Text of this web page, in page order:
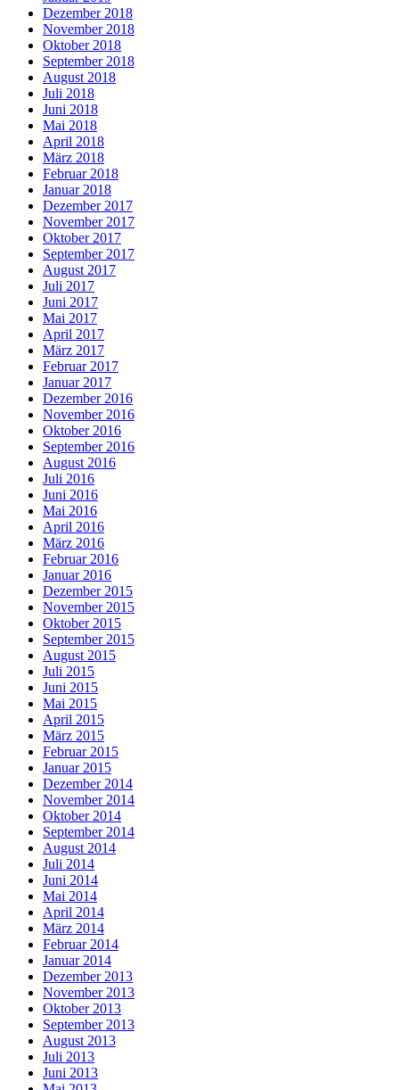
Dezember 2018
November 2018
Oktober 2018
September 2018
August 2018
Juli 2018
Juni 2018
Mai 2018
April 2018
März 2018
Februar 2018
Januar 2018
Dezember 2017
November 2017
Oktober 2017
September 2017
August 2017
Juli 2017
Juni 2017
Mai 2017
April 2017
März 2017
Februar 2017
Januar 2017
Dezember 2016
November 2016
Oktober 2016
September 2016
August 2016
Juli 2016
Juni 2016
Mai 2016
April 2016
März 2016
Februar 2016
Januar 2016
Dezember 2015
November 2015
Oktober 2015
September 2015
August 2015
Juli 2015
Juni 2015
Mai 2015
April 2015
März 2015
Februar 2015
Januar 2015
Dezember 2014
November 2014
Oktober 2014
September 2014
August 2014
Juli 2014
Juni 2014
Mai 2014
April 2014
März 2014
Februar 2014
Januar 2014
Dezember 2013
November 2013
Oktober 2013
September 2013
August 2013
Juli 2013
Juni 2013